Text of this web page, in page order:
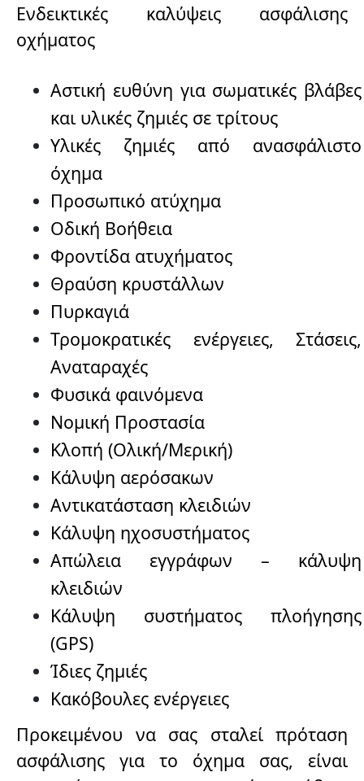
Ενδεικτικές καλύψεις ασφάλισης
οχήματος
Αστική ευθύνη για σωματικές βλάβες
και υλικές ζημιές σε τρίτους
Υλικές ζημιές από ανασφάλιστο
όχημα
Προσωπικό ατύχημα
Οδική Βοήθεια
Φροντίδα ατυχήματος
Θραύση κρυστάλλων
Πυρκαγιά
Τρομοκρατικές ενέργειες, Στάσεις,
Αναταραχές
Φυσικά φαινόμενα
Νομική Προστασία
Κλοπή (Ολική/Μερική)
Κάλυψη αερόσακων
Αντικατάσταση κλειδιών
Κάλυψη ηχοσυστήματος
Απώλεια εγγράφων – κάλυψη
κλειδιών
Κάλυψη συστήματος πλοήγησης
(GPS)
Ίδιες ζημιές
Κακόβουλες ενέργειες
Προκειμένου να σας σταλεί πρόταση
ασφάλισης για το όχημα σας, είναι